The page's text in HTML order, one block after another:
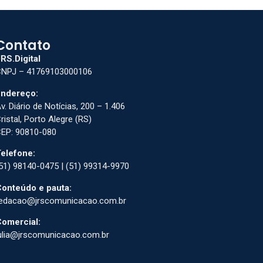
– 41769103000106
Diário de Notícias, 200 – 1.406
Porto Alegre (RS)
90810-080
98140-0475 | (51) 99314-9970
e pauta: